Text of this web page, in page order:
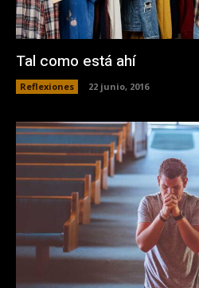
Tal como está ahí
Reflexiones 22 junio, 2016